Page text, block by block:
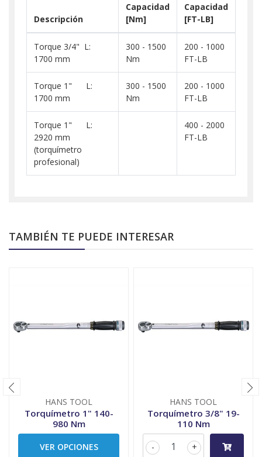
Descripción
Capacidad
[Nm]
Capacidad
[FT-LB]
Torque 3/4" L:
1700 mm
300 - 1500
Nm
200 - 1000
FT-LB
Torque 1" L:
1700 mm
300 - 1500
Nm
200 - 1000
FT-LB
Torque 1" L:
2920 mm
(torquímetro
profesional)
400 - 2000
FT-LB
TAMBIÉN TE PUEDE INTERESAR
HANS TOOL
Torquímetro 1" 140-
980 Nm
VER OPCIONES
HANS TOOL
Torquímetro 3/8" 19-
110 Nm
+
-